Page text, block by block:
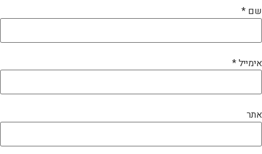
שם *
אימייל*
אתר